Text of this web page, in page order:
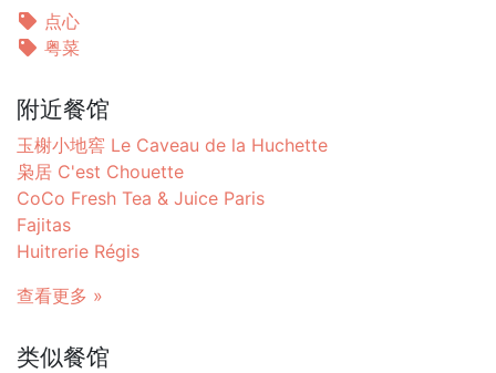
点心
粤菜
附近餐馆
玉榭小地窖 Le Caveau de la Huchette
枭居 C'est Chouette
CoCo Fresh Tea & Juice Paris
Fajitas
Huitrerie Régis
查看更多 »
类似餐馆